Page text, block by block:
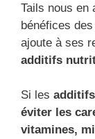
Tails nous en
bénéfices des
ajoute à ses
additifs
Si les
éviter les
vitamines,